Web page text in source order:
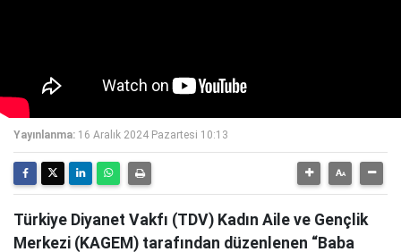
Yayınlanma: 16 Aralık 2024 Pazartesi 10:13
Türkiye Diyanet Vakfı (TDV) Kadın Aile ve Gençlik
Merkezi (KAGEM) tarafından düzenlenen “Baba